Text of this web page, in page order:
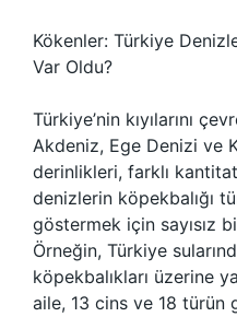
Kökenler: Türkiye
Var Oldu?
Türkiye’nin kıyılarını
Akdeniz, Ege Denizi ve
derinlikleri, farklı
denizlerin köpekbalığı
göstermek için sayısız
Örneğin, Türkiye
köpekbalıkları üzerine
aile, 13 cins ve 18